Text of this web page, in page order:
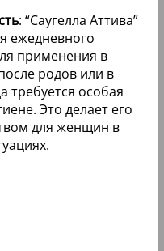
: “Саугелла Аттива”
ежедневного
применения в
родов или в
требуется особая
Это делает его
для женщин в